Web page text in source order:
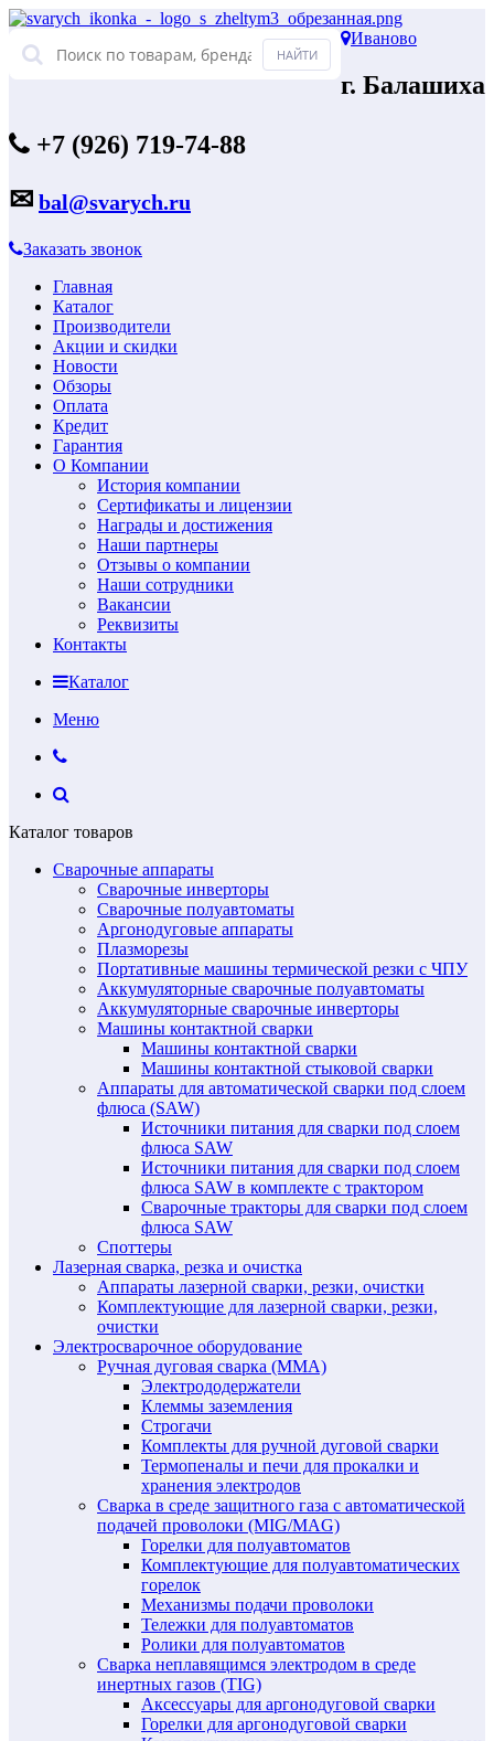
Иваново
г. Балашиха
+7 (926) 719-74-88
✉ bal@svarych.ru
Заказать звонок
Главная
Каталог
Производители
Акции и скидки
Новости
Обзоры
Оплата
Кредит
Гарантия
О Компании
История компании
Сертификаты и лицензии
Награды и достижения
Наши партнеры
Отзывы о компании
Наши сотрудники
Вакансии
Реквизиты
Контакты
Каталог
Меню
Каталог товаров
Сварочные аппараты
Сварочные инверторы
Сварочные полуавтоматы
Аргонодуговые аппараты
Плазморезы
Портативные машины термической резки с ЧПУ
Аккумуляторные сварочные полуавтоматы
Аккумуляторные сварочные инверторы
Машины контактной сварки
Машины контактной сварки
Машины контактной стыковой сварки
Аппараты для автоматической сварки под слоем
флюса (SAW)
Источники питания для сварки под слоем
флюса SAW
Источники питания для сварки под слоем
флюса SAW в комплекте с трактором
Сварочные тракторы для сварки под слоем
флюса SAW
Споттеры
Лазерная сварка, резка и очистка
Аппараты лазерной сварки, резки, очистки
Комплектующие для лазерной сварки, резки,
очистки
Электросварочное оборудование
Ручная дуговая сварка (MMA)
Электрододержатели
Клеммы заземления
Строгачи
Комплекты для ручной дуговой сварки
Термопеналы и печи для прокалки и
хранения электродов
Сварка в среде защитного газа с автоматической
подачей проволоки (MIG/MAG)
Горелки для полуавтоматов
Комплектующие для полуавтоматических
горелок
Механизмы подачи проволоки
Тележки для полуавтоматов
Ролики для полуавтоматов
Сварка неплавящимся электродом в среде
инертных газов (TIG)
Аксессуары для аргонодуговой сварки
Горелки для аргонодуговой сварки